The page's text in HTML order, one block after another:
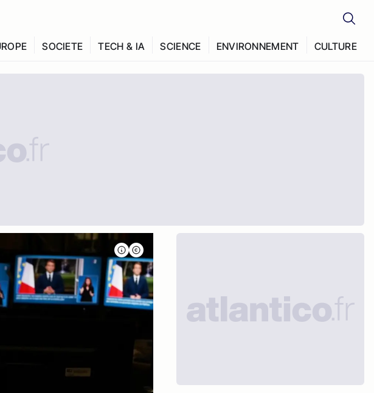
SOCIETE TECH & IA SCIENCE ENVIRONNEMENT CULTURE